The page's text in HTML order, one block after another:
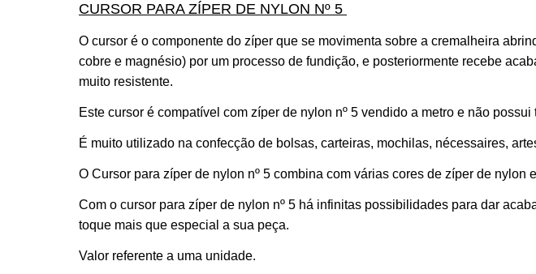
CURSOR PARA ZÍPER DE NYLON Nº 5
O cursor é o componente do zíper que se movimenta sobre a cremalheira
cobre e magnésio) por um processo de fundição, e posteriormente recebe
muito resistente.
Este cursor é compatível com zíper de nylon nº 5 vendido a metro e não possui
É muito utilizado na confecção de bolsas, carteiras, mochilas, nécessaires,
O Cursor para zíper de nylon nº 5 combina com várias cores de zíper de nylon
Com o cursor para zíper de nylon nº 5 há infinitas possibilidades para dar
toque mais que especial a sua peça.
Valor referente a uma unidade.